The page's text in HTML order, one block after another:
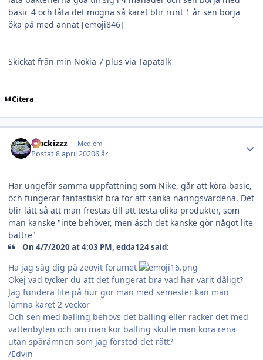
basic 4 och låta det mogna så karet blir runt 1 år sen börja
öka på med annat [emoji846]
Skickat från min Nokia 7 plus via Tapatalk
Citera
blackizzz Medlem
Postat8 april 20206 år
Har ungefär samma uppfattning som Nike, går att köra basic,
och fungerar fantastiskt bra för att sänka näringsvärdena. Det
blir lätt så att man frestas till att testa olika produkter, som
man kanske "inte behöver, men äsch det kanske gör något lite
bättre"
On 4/7/2020 at 4:03 PM, edda124 said:
Ha jag såg dig på zeovit forumet
Okej vad tycker du att det fungerat bra vad har varit dåligt?
Jag fundera lite på hur gör man med semester kan man
lämna karet 2 veckor
Och sen med balling behövs det balling eller räcker det med
vattenbyten och om man kör balling skulle man köra rena
utan spårämnen som jag förstod det rätt?
/Edvin